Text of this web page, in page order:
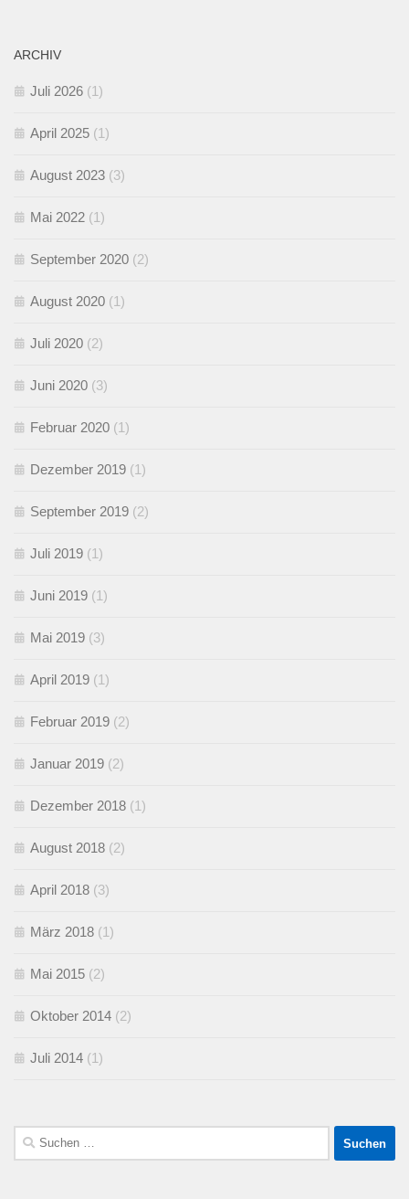
ARCHIV
Juli 2026 (1)
April 2025 (1)
August 2023 (3)
Mai 2022 (1)
September 2020 (2)
August 2020 (1)
Juli 2020 (2)
Juni 2020 (3)
Februar 2020 (1)
Dezember 2019 (1)
September 2019 (2)
Juli 2019 (1)
Juni 2019 (1)
Mai 2019 (3)
April 2019 (1)
Februar 2019 (2)
Januar 2019 (2)
Dezember 2018 (1)
August 2018 (2)
April 2018 (3)
März 2018 (1)
Mai 2015 (2)
Oktober 2014 (2)
Juli 2014 (1)
Suchen
nach: